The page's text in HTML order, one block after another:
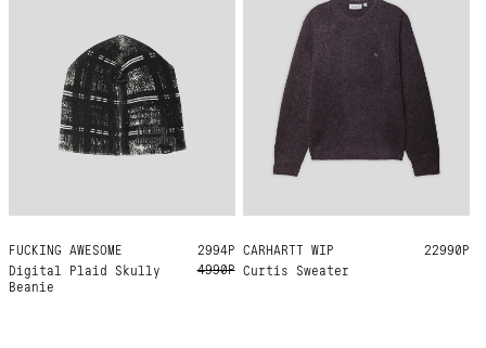
FUCKING AWESOME
Digital Plaid Skully
Beanie
ONE SIZE
2994Р
4990Р
CARHARTT WIP
Curtis Sweater
M L XL 22990Р